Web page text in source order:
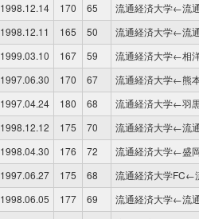
1998.12.14 170 65
流通経済大学←流
1998.12.11 165 50
流通経済大学←流
1999.03.10 167 59
流通経済大学←相
1997.06.30 170 67
流通経済大学←熊
1997.04.24 180 68
流通経済大学←羽
1998.12.12 175 70
流通経済大学←流
1998.04.30 176 72
流通経済大学←盛
1997.06.27 175 68
流通経済大学FC←
1998.06.05 177 69
流通経済大学←流